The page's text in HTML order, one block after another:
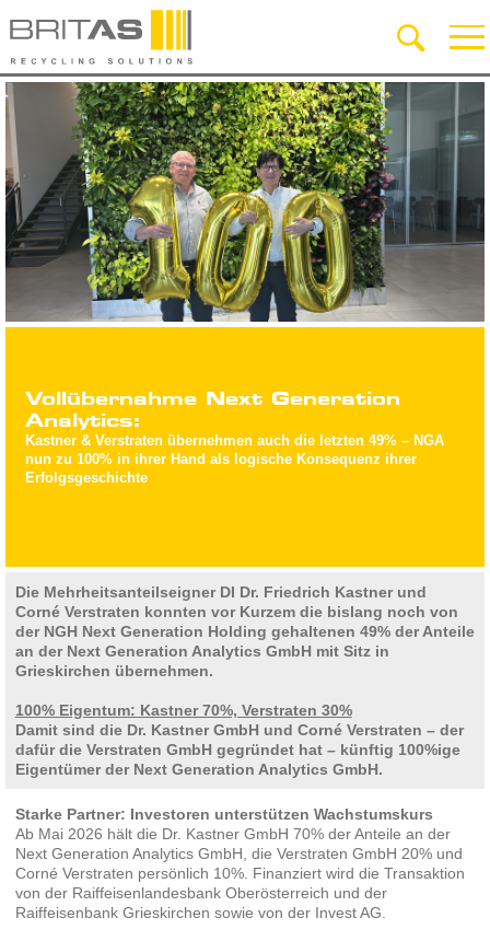
Vollübernahme Next Generation
Analytics:
Kastner & Verstraten übernehmen auch die letzten 49% – NGA
nun zu 100% in ihrer Hand als logische Konsequenz ihrer
Erfolgsgeschichte
Die Mehrheitsanteilseigner DI Dr. Friedrich Kastner und
Corné Verstraten konnten vor Kurzem die bislang noch von
der NGH Next Generation Holding gehaltenen 49% der Anteile
an der Next Generation Analytics GmbH mit Sitz in
Grieskirchen übernehmen.
100% Eigentum: Kastner 70%, Verstraten 30%
Damit sind die Dr. Kastner GmbH und Corné Verstraten – der
dafür die Verstraten GmbH gegründet hat – künftig 100%ige
Eigentümer der Next Generation Analytics GmbH.
Starke Partner: Investoren unterstützen Wachstumskurs
Ab Mai 2026 hält die Dr. Kastner GmbH 70% der Anteile an der
Next Generation Analytics GmbH, die Verstraten GmbH 20% und
Corné Verstraten persönlich 10%. Finanziert wird die Transaktion
von der Raiffeisenlandesbank Oberösterreich und der
Raiffeisenbank Grieskirchen sowie von der Invest AG.